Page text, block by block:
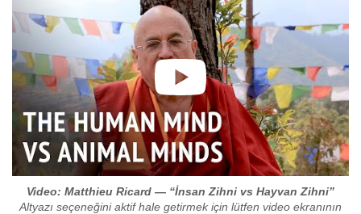
Video: Matthieu Ricard — “İnsan Zihni vs Hayvan Zihni”
Altyazı seçeneğini aktif hale getirmek için lütfen video ekranının